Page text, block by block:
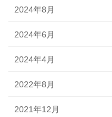
2024年8月
2024年6月
2024年4月
2022年8月
2021年12月